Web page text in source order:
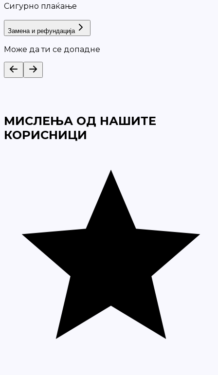
Сигурно плаќање
Замена и рефундација
Може да ти се допадне
МИСЛЕЊА ОД НАШИТЕ
КОРИСНИЦИ